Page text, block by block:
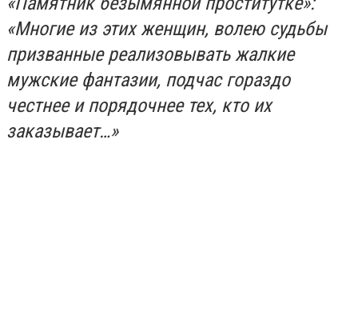
«Многие из этих женщин, волею судьбы
призванные реализовывать жалкие
мужские фантазии, подчас гораздо
честнее и порядочнее тех, кто их
заказывает…»